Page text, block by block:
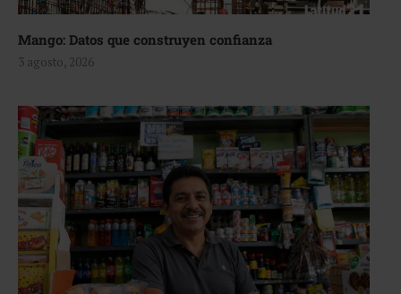
Mango: Datos que construyen confianza
3 agosto, 2026